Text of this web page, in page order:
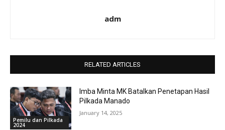
adm
RELATED ARTICLES
Pemilu dan Pilkada
2024
Imba Minta MK Batalkan Penetapan Hasil
Pilkada Manado
January 14, 2025